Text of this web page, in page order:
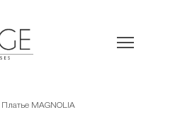
Платье MAGNOLIA